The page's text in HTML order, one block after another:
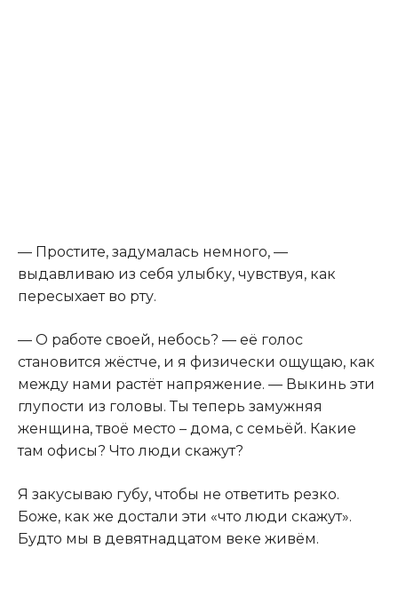
— Простите, задумалась немного, —
выдавливаю из себя улыбку, чувствуя, как
пересыхает во рту.
— О работе своей, небось? — её голос
становится жёстче, и я физически ощущаю, как
между нами растёт напряжение. — Выкинь эти
глупости из головы. Ты теперь замужняя
женщина, твоё место – дома, с семьёй. Какие
там офисы? Что люди скажут?
Я закусываю губу, чтобы не ответить резко.
Боже, как же достали эти «что люди скажут».
Будто мы в девятнадцатом веке живём.